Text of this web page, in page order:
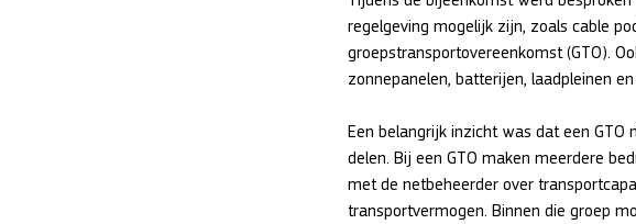
regelgeving mogelijk zijn, zoals cable
groepstransportovereenkomst (GTO).
zonnepanelen, batterijen, laadpleinen
Een belangrijk inzicht was dat een
delen. Bij een GTO maken meerdere
met de netbeheerder over
transportvermogen. Binnen die groep